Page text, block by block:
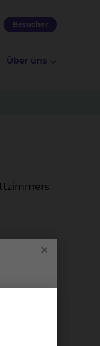
Besucher
Über uns